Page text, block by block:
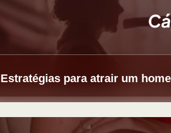
Estratégias para atrair um